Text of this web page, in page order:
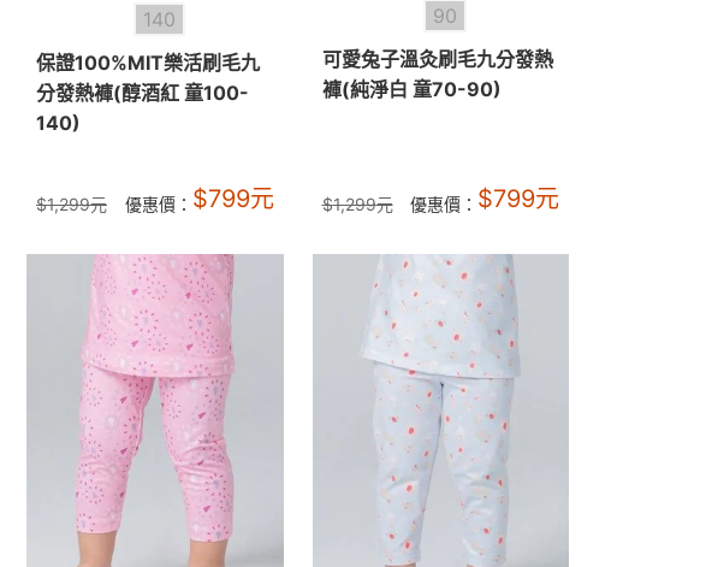
140
保證100%MIT樂活刷毛九
分發熱褲(醇酒紅 童100-
140)
$1,299元 優惠價： $799元
90
可愛兔子溫灸刷毛九分發熱
褲(純淨白 童70-90)
$1,299元 優惠價： $799元